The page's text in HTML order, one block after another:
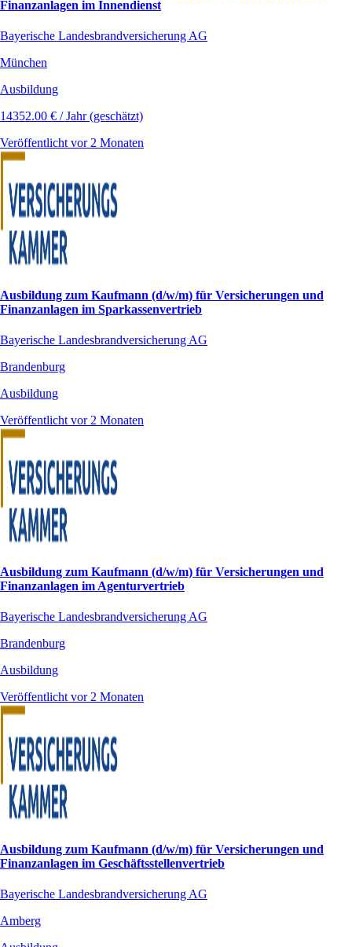
Finanzanlagen im Innendienst
Bayerische Landesbrandversicherung AG
München
Ausbildung
14352.00 € / Jahr (geschätzt)
Veröffentlicht vor 2 Monaten
Ausbildung zum Kaufmann (d/w/m) für Versicherungen und
Finanzanlagen im Sparkassenvertrieb
Bayerische Landesbrandversicherung AG
Brandenburg
Ausbildung
Veröffentlicht vor 2 Monaten
Ausbildung zum Kaufmann (d/w/m) für Versicherungen und
Finanzanlagen im Agenturvertrieb
Bayerische Landesbrandversicherung AG
Brandenburg
Ausbildung
Veröffentlicht vor 2 Monaten
Ausbildung zum Kaufmann (d/w/m) für Versicherungen und
Finanzanlagen im Geschäftsstellenvertrieb
Bayerische Landesbrandversicherung AG
Amberg